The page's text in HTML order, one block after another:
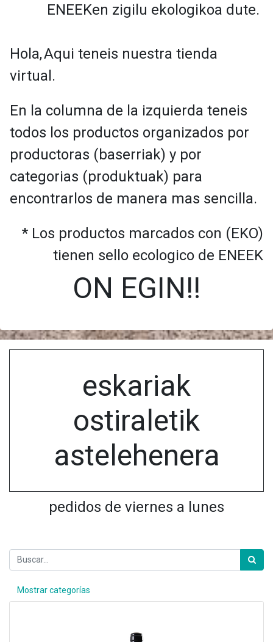
ENEEKen zigilu ekologikoa dute.
Hola,Aqui teneis nuestra tienda
virtual.
En la columna de la izquierda teneis
todos los productos organizados por
productoras (baserriak) y por
categorias (produktuak) para
encontrarlos de manera mas sencilla.
* Los productos marcados con (EKO)
tienen sello ecologico de ENEEK
ON EGIN!!
eskariak
ostiraletik
astelehenera
pedidos de viernes a lunes
Mostrar categorías